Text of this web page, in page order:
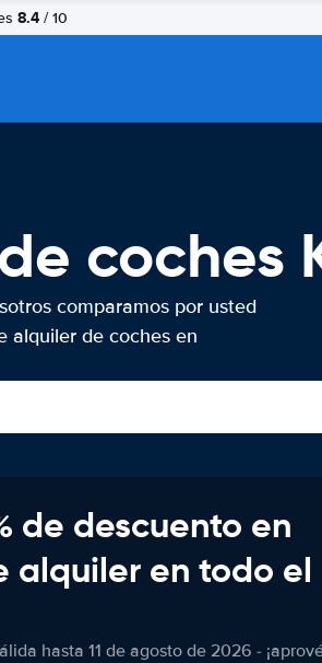
8.4 / 10
coches
comparamos por usted
alquiler de coches en
de descuento en
alquiler en todo el
hasta 11 de agosto de 2026 -